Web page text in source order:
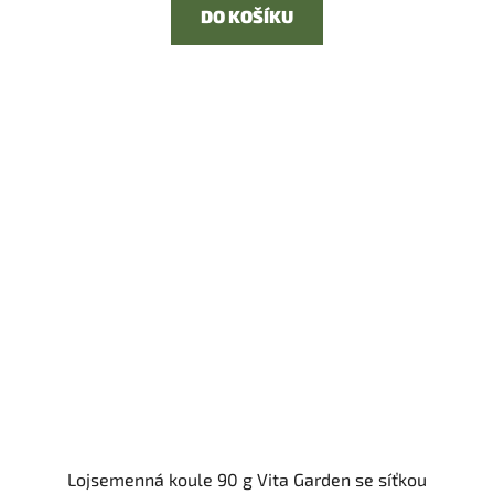
DO KOŠÍKU
Lojsemenná koule 90 g Vita Garden se síťkou